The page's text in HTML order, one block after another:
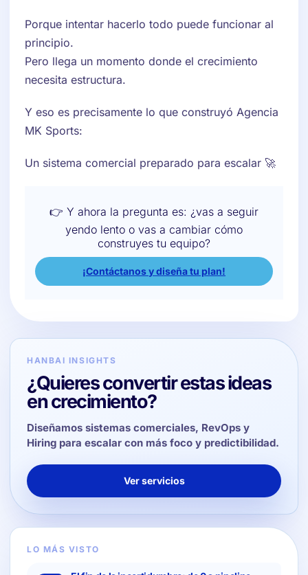
Porque intentar hacerlo todo puede funcionar al
principio.
Pero llega un momento donde el crecimiento
necesita estructura.
Y eso es precisamente lo que construyó Agencia
MK Sports:
Un sistema comercial preparado para escalar 🚀
👉 Y ahora la pregunta es: ¿vas a seguir
yendo lento o vas a cambiar cómo
construyes tu equipo?
¡Contáctanos y diseña tu plan!
HANBAI INSIGHTS
¿Quieres convertir estas ideas
en crecimiento?
Diseñamos sistemas comerciales, RevOps y
Hiring para escalar con más foco y predictibilidad.
Ver servicios
LO MÁS VISTO